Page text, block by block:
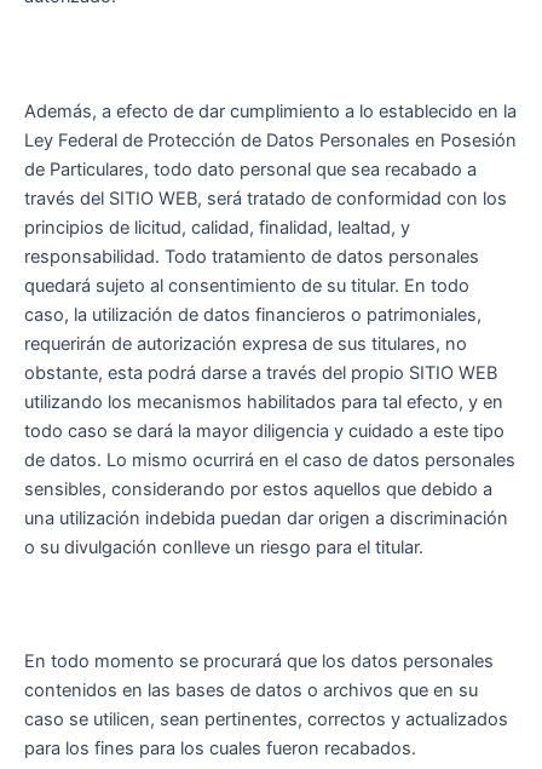
Además, a efecto de dar cumplimiento a lo establecido en la
Ley Federal de Protección de Datos Personales en Posesión
de Particulares, todo dato personal que sea recabado a
través del SITIO WEB, será tratado de conformidad con los
principios de licitud, calidad, finalidad, lealtad, y
responsabilidad. Todo tratamiento de datos personales
quedará sujeto al consentimiento de su titular. En todo
caso, la utilización de datos financieros o patrimoniales,
requerirán de autorización expresa de sus titulares, no
obstante, esta podrá darse a través del propio SITIO WEB
utilizando los mecanismos habilitados para tal efecto, y en
todo caso se dará la mayor diligencia y cuidado a este tipo
de datos. Lo mismo ocurrirá en el caso de datos personales
sensibles, considerando por estos aquellos que debido a
una utilización indebida puedan dar origen a discriminación
o su divulgación conlleve un riesgo para el titular.
En todo momento se procurará que los datos personales
contenidos en las bases de datos o archivos que en su
caso se utilicen, sean pertinentes, correctos y actualizados
para los fines para los cuales fueron recabados.